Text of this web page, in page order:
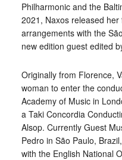
Philharmonic and the
2021, Naxos released
arrangements with the
new edition guest edited
Originally from Florence,
woman to enter the
Academy of Music in
a Taki Concordia
Alsop. Currently Guest
Pedro in São Paulo,
with the English National